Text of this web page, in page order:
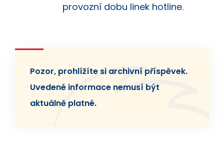
provozní dobu linek hotline.
Pozor, prohlížíte si archivní příspěvek.
Uvedené informace nemusí být
aktuálně platné.